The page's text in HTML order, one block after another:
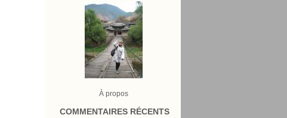
À propos
COMMENTAIRES RÉCENTS